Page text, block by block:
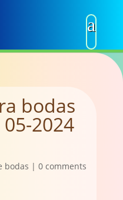
bodas
2024
bodas | 0 comments